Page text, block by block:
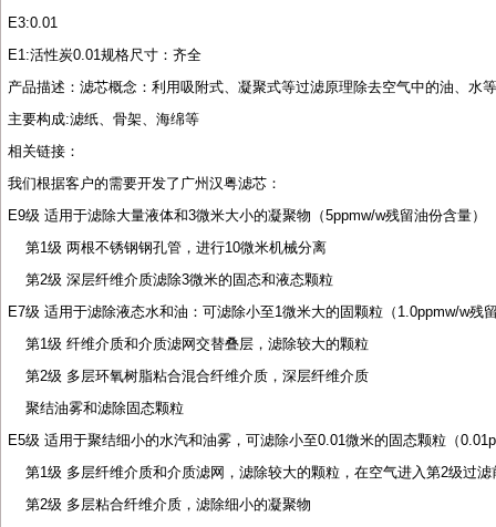
E3:0.01
E1:活性炭0.01规格尺寸：齐全
产品描述：滤芯概念：利用吸附式、凝聚式等过滤原理除去空气中的油、水
主要构成:滤纸、骨架、海绵等
相关链接：
我们根据客户的需要开发了广州汉粤滤芯：
E9级 适用于滤除大量液体和3微米大小的凝聚物（5ppmw/w残留油份含量）
第1级 两根不锈钢钢孔管，进行10微米机械分离
第2级 深层纤维介质滤除3微米的固态和液态颗粒
E7级 适用于滤除液态水和油：可滤除小至1微米大的固颗粒（ 1.0ppmw/w残
第1级 纤维介质和介质滤网交替叠层，滤除较大的颗粒
第2级 多层环氧树脂粘合混合纤维介质，深层纤维介质
聚结油雾和滤除固态颗粒
E5级 适用于聚结细小的水汽和油雾，可滤除小至0.01微米的固态颗粒（
第1级 多层纤维介质和介质滤网，滤除较大的颗粒，在空气进入第2级过滤
第2级 多层粘合纤维介质，滤除细小的凝聚物